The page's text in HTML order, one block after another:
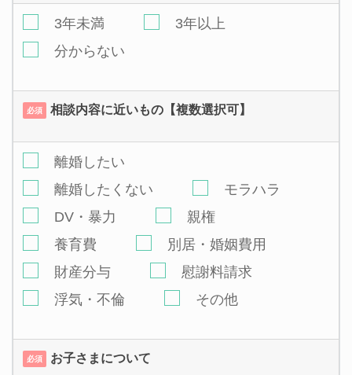
3年未満
3年以上
分からない
必須 相談内容に近いもの【複数選択可】
離婚したい
離婚したくない
モラハラ
DV・暴力
親権
養育費
別居・婚姻費用
財産分与
慰謝料請求
浮気・不倫
その他
必須 お子さまについて